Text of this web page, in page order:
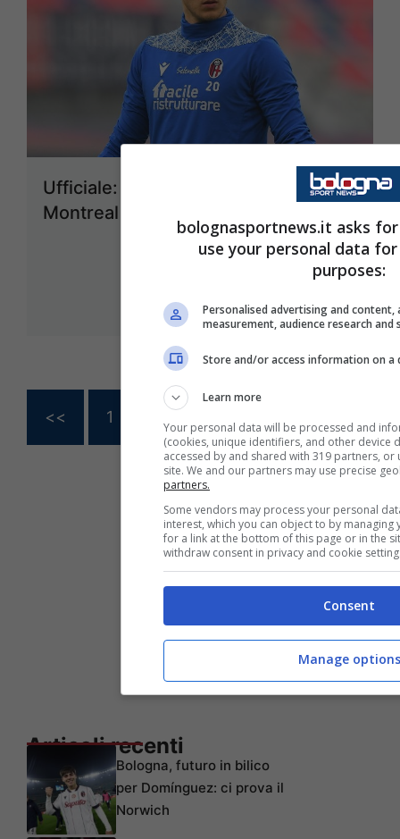
Ufficiale: Breza in prestito al
Montreal
6 Aprile 2021 - 17:39
<< 1
Articoli recenti
Bologna, futuro in bilico
per Domínguez: ci prova il
Norwich
bolognasportnews.it asks
use your personal data
purposes:
Personalised advertising and
measurement, audience research and
Store and/or access information on a
Learn more
Your personal data will be processed and
(cookies, unique identifiers, and other device
accessed by and shared with 319 partners, or
site. We and our partners may use precise
partners.
Some vendors may process your personal
interest, which you can object to by
for a link at the bottom of this page or in the
withdraw consent in privacy and cookie
Consent
Manage options